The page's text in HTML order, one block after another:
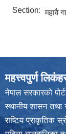
Section: महावै
महत्त्वपुर्ण
नेपाल सरकारको
स्थानीय शासन तथा
राष्टिय प्राकृतिक